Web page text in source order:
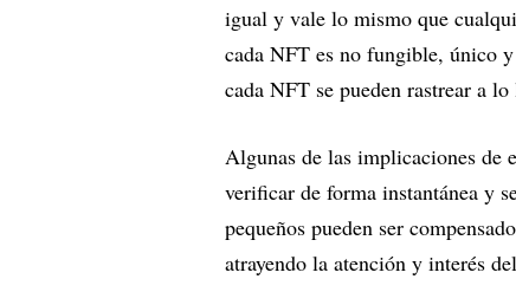
igual y vale lo mismo que
cada NFT es no fungible, único
cada NFT se pueden rastrear a
Algunas de las implicaciones de
verificar de forma instantánea y
pequeños pueden ser
atrayendo la atención y interés